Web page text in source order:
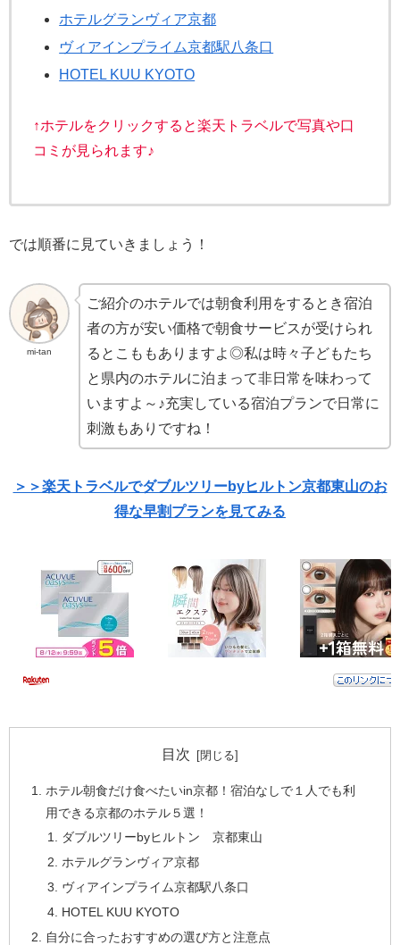
ホテルグランヴィア京都
ヴィアインプライム京都駅八条口
HOTEL KUU KYOTO
↑ホテルをクリックすると楽天トラベルで写真や口
コミが見られます♪
では順番に見ていきましょう！
mi-tan
ご紹介のホテルでは朝食利用をするとき宿泊
者の方が安い価格で朝食サービスが受けられ
るとこももありますよ◎私は時々子どもたち
と県内のホテルに泊まって非日常を味わって
いますよ～♪充実している宿泊プランで日常に
刺激もありですね！
＞＞楽天トラベルでダブルツリーbyヒルトン京都東山のお
得な早割プランを見てみる
目次
ホテル朝食だけ食べたいin京都！宿泊なしで１人でも利
用できる京都のホテル５選！
ダブルツリーbyヒルトン 京都東山
ホテルグランヴィア京都
ヴィアインプライム京都駅八条口
HOTEL KUU KYOTO
自分に合ったおすすめの選び方と注意点